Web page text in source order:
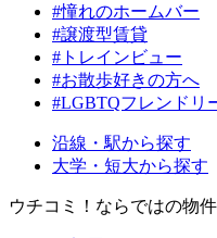
#憧れのホームバー
#譲渡型賃貸
#トレインビュー
#お散歩好きの方へ
#LGBTQフレンドリ
沿線・駅から探す
大学・短大から探す
ウチコミ！ならではの物